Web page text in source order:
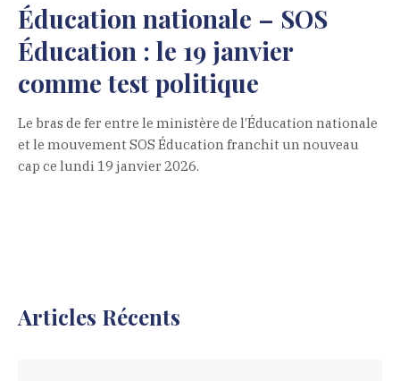
Éducation nationale – SOS
Éducation : le 19 janvier
comme test politique
Le bras de fer entre le ministère de l’Éducation nationale
et le mouvement SOS Éducation franchit un nouveau
cap ce lundi 19 janvier 2026.
Articles Récents